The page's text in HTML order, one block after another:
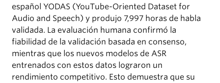
español YODAS (YouTube-Oriented Dataset for
Audio and Speech) y produjo 7,997 horas de habla
validada. La evaluación humana confirmó la
fiabilidad de la validación basada en consenso,
mientras que los nuevos modelos de ASR
entrenados con estos datos lograron un
rendimiento competitivo. Esto demuestra que su